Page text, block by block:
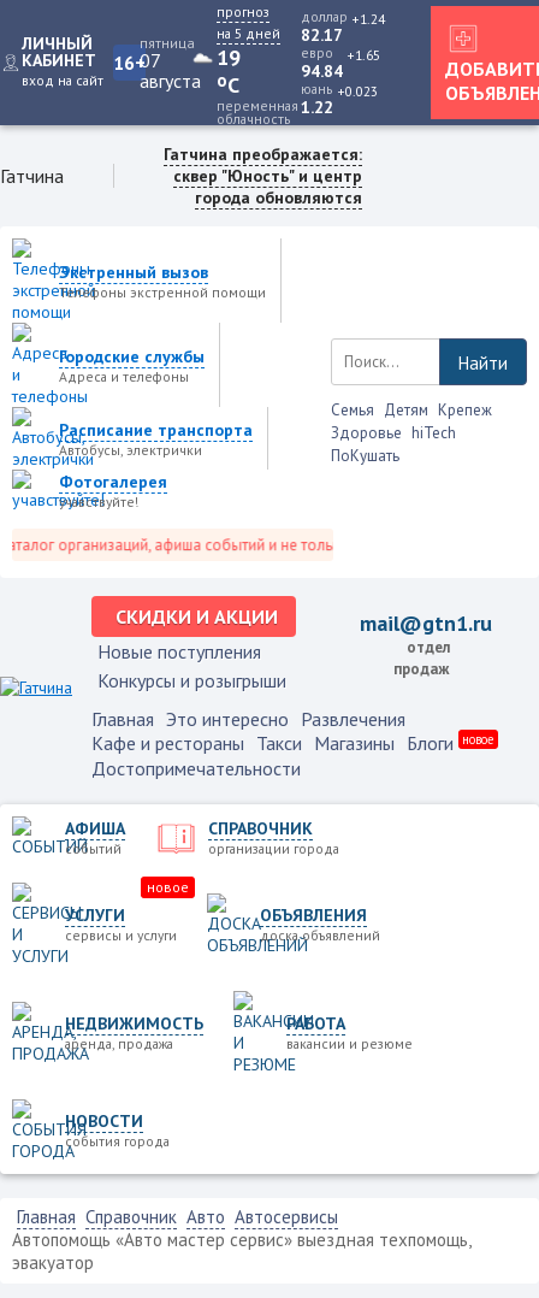
ЛИЧНЫЙ
КАБИНЕТ
вход на сайт
16+
пятница
07
августа
прогноз
на 5 дней
19
oC
переменная
облачность
доллар
82.17
+1.24
евро
94.84
+1.65
юань
1.22
+0.023
Гатчина
Гатчина преображается:
сквер "Юность" и центр
города обновляются
Экстренный вызов
Телефоны экстренной помощи
Городские службы
Адреса и телефоны
Расписание транспорта
Автобусы, электрички
Фотогалерея
учавствуйте!
организаций, афиша событий и не только это.
Найти
Семья Детям Крепеж
Здоровье hiTech
ПоКушать
СКИДКИ И АКЦИИ
Новые поступления
Конкурсы и розыгрыши
mail@gtn1.ru
отдел
продаж
Главная Это интересно Развлечения
Кафе и рестораны Такси Магазины Блоги новое
Достопримечательности
АФИША
событий
СПРАВОЧНИК
организации города
УСЛУГИ
сервисы и услуги
новое
ОБЪЯВЛЕНИЯ
доска объявлений
НЕДВИЖИМОСТЬ
аренда, продажа
РАБОТА
вакансии и резюме
НОВОСТИ
события города
Главная Справочник Авто Автосервисы
Автопомощь «Авто мастер сервис» выездная техпомощь,
эвакуатор